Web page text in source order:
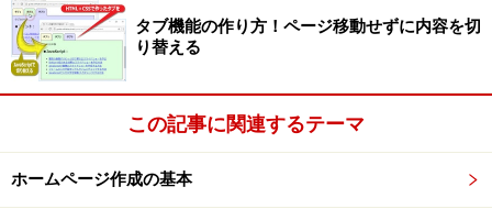
れます。実際に操作すると、本記事に掲載している画面
イメージとは細部が異なる可能性があります。もし、掲
載画像と同じ画面が見つからない場合には、似たような
2011年12月20日・第2版を2012年5月29日に公開し、さ
らに2016年1月に改稿しました。多くの画像は2016年1
タブ機能の作り方！ページ移動せずに内容を切
り替える
この記事に関連するテーマ
ホームページ作成の基本